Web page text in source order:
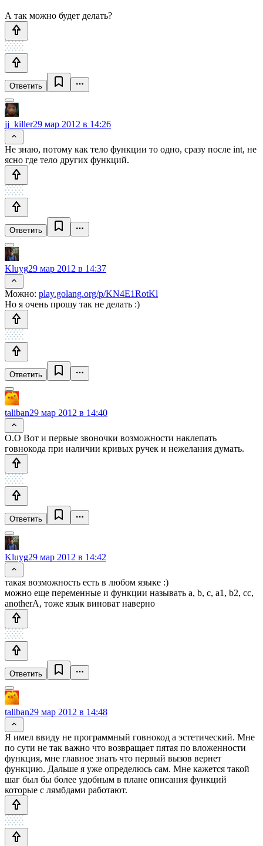
А так можно будет делать?
Ответить
jj_killer29 мар 2012 в 14:26
Не знаю, потому как тело функции то одно, сразу после int, не
ясно где тело других функций.
Ответить
Kluyg29 мар 2012 в 14:37
Можно: play.golang.org/p/KN4E1RotKl
Но я очень прошу так не делать :)
Ответить
taliban29 мар 2012 в 14:40
О.О Вот и первые звоночки возможности наклепать
говнокода при наличии кривых ручек и нежелания думать.
Ответить
Kluyg29 мар 2012 в 14:42
такая возможность есть в любом языке :)
можно еще переменные и функции называть a, b, c, a1, b2, cc,
anotherA, тоже язык виноват наверно
Ответить
taliban29 мар 2012 в 14:48
Я имел ввиду не программный говнокод а эстетический. Мне
по сути не так важно что возвращает пятая по вложенности
функция, мне главное знать что первый вызов вернет
функцию. Дальше я уже определюсь сам. Мне кажется такой
шаг был бы более удобным в плане описания функций
которые с лямбдами работают.